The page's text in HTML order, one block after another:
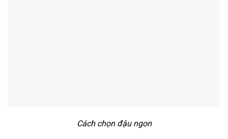
Cách chọn đậu ngon